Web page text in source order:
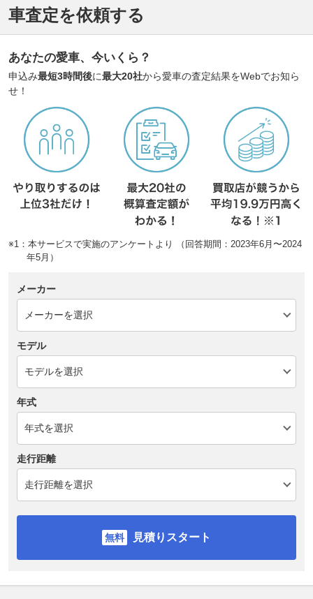
車査定を依頼する
あなたの愛車、今いくら？
申込み最短3時間後に最大20社から愛車の査定結果をWebでお知ら
せ！
※1：本サービスで実施のアンケートより （回答期間：2023年6月〜2024
年5月）
メーカー
モデル
年式
走行距離
見積りスタート